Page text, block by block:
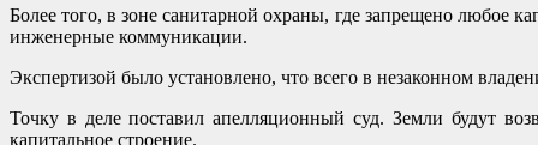
Более того, в зоне санитарной охраны, где запрещено любое
инженерные коммуникации.
Экспертизой было установлено, что всего в незаконном
Точку в деле поставил апелляционный суд. Земли будут
капитальное строение.